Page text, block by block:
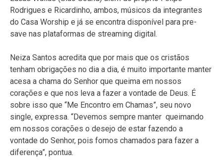
Rodrigues e Ricardinho, ambos, músicos da integrantes
do Casa Worship e já se encontra disponível para pre-
save nas plataformas de streaming digital.
Neiza Santos acredita que por mais que os cristãos
tenham obrigações no dia a dia, é muito importante manter
acesa a chama do Senhor que queima em nossos
corações e que nos leva a fazer a vontade de Deus. É
sobre isso que “Me Encontro em Chamas”, seu novo
single, expressa. “Devemos sempre manter queimando
em nossos corações o desejo de estar fazendo a
vontade do Senhor, pois fomos chamados para fazer a
diferença”, pontua.